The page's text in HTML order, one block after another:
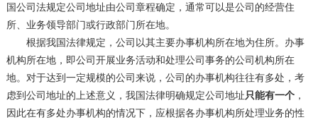
国公司法规定公司地址由公司章程确定，通常可以是公司的经营住
所、业务领导部门或行政部门所在地。
根据我国法律规定，公司以其主要办事机构所在地为住所。办事
机构所在地，即公司开展业务活动和处理公司事务的公司机构所在
地。对于达到一定规模的公司来说，公司的办事机构往往有多处，考
虑到公司地址的上述意义，我国法律明确规定公司地址只能有一个，
因此在有多处办事机构的情况下，应根据各办事机构所处理业务的性